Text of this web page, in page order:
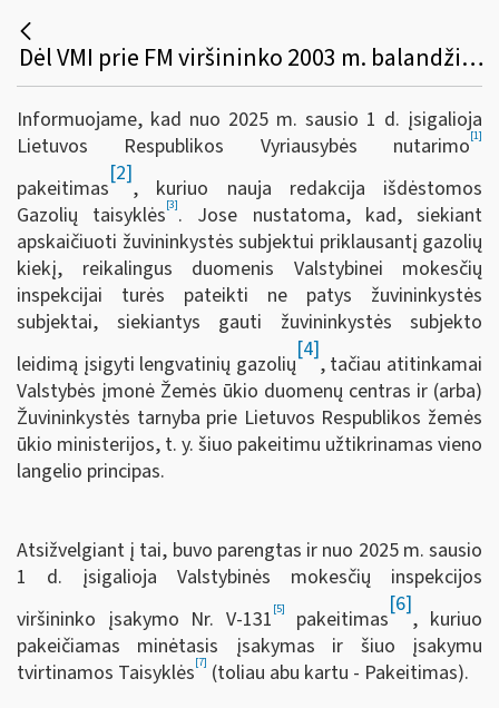
Dėl VMI prie FM viršininko 2003 m. balandžio 30 d. įsakymo Nr. V-131 pakeitimo (duomenų teikimo pokyčiai žuvininkystės subjektams, siekiantiems gauti žuvininkystės subjekto leidimą įsigyti lengvatinių gazolių)
Informuojame, kad nuo 2025 m. sausio 1 d. įsigalioja
Lietuvos Respublikos Vyriausybės nutarimo[1]
pakeitimas
[2]
, kuriuo nauja redakcija išdėstomos
Gazolių taisyklės[3]. Jose nustatoma, kad, siekiant
apskaičiuoti žuvininkystės subjektui priklausantį gazolių
kiekį, reikalingus duomenis Valstybinei mokesčių
inspekcijai turės pateikti ne patys žuvininkystės
subjektai, siekiantys gauti žuvininkystės subjekto
leidimą įsigyti lengvatinių gazolių
[4]
, tačiau atitinkamai
Valstybės įmonė Žemės ūkio duomenų centras ir (arba)
Žuvininkystės tarnyba prie Lietuvos Respublikos žemės
ūkio ministerijos, t. y. šiuo pakeitimu užtikrinamas vieno
langelio principas.
Atsižvelgiant į tai, buvo parengtas ir nuo 2025 m. sausio
1 d. įsigalioja Valstybinės mokesčių inspekcijos
viršininko įsakymo Nr. V-131 [5] pakeitimas
[6]
, kuriuo
pakeičiamas minėtasis įsakymas ir šiuo įsakymu
tvirtinamos Taisyklės[7] (toliau abu kartu - Pakeitimas).